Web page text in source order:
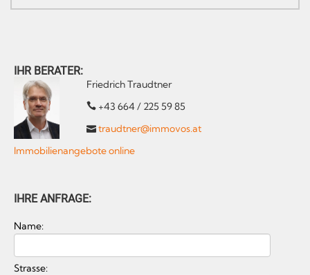
IHR BERATER:
Friedrich Traudtner
+43 664 / 225 59 85
traudtner@immovos.at
Immobilienangebote online
IHRE ANFRAGE:
Name:
Strasse: